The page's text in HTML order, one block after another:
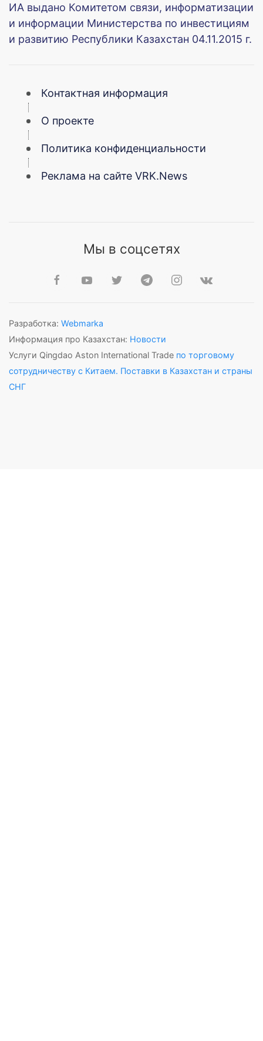
ИА выдано Комитетом связи, информатизации
и информации Министерства по инвестициям
и развитию Республики Казахстан 04.11.2015 г.
Контактная информация
О проекте
Политика конфиденциальности
Реклама на сайте VRK.News
Мы в соцсетях
Разработка: Webmarka
Информация про Казахстан: Новости
Услуги Qingdao Aston International Trade по торговому
сотрудничеству с Китаем. Поставки в Казахстан и страны
СНГ